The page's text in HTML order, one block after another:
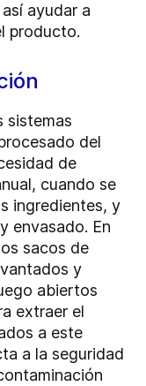
ayudar a
producto.
sistemas
del
de
cuando se
ingredientes, y
envasado. En
sacos de
y
abiertos
extraer el
a este
a la seguridad